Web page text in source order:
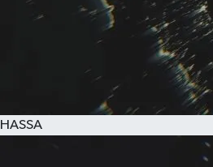
HASSA